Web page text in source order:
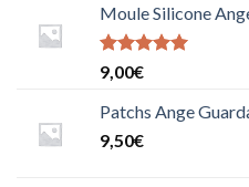
Moule Silicone
Note
5.0000000000000000
sur 5
9,00€
Patchs Ange
9,50€